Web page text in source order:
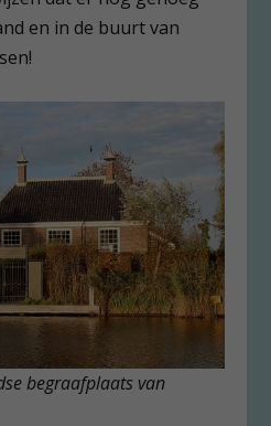
en in de buurt van
begraafplaats van